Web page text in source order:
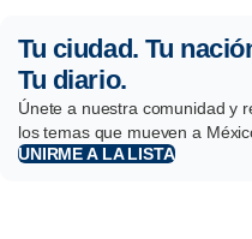
Tu ciudad. Tu
Tu diario.
Únete a nuestra comunidad y
los temas que mueven a
UNIRME A LA LISTA